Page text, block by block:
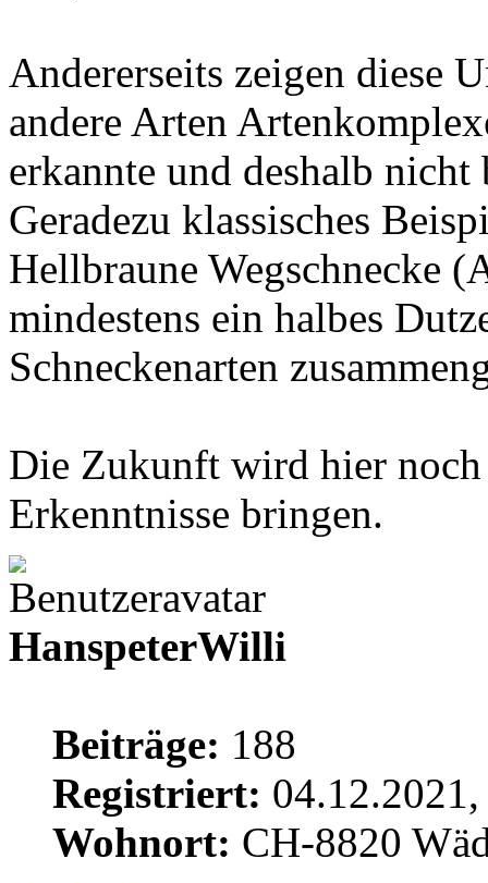
Andererseits zeigen diese
andere Arten
erkannte und deshalb
Geradezu klassisches
Hellbraune Wegschnecke
mindestens ein halbes
Schneckenarten
Die Zukunft wird hier noch
Erkenntnisse bringen.
HanspeterWilli
Beiträge: 188
Registriert:
Wohnort: CH-8820